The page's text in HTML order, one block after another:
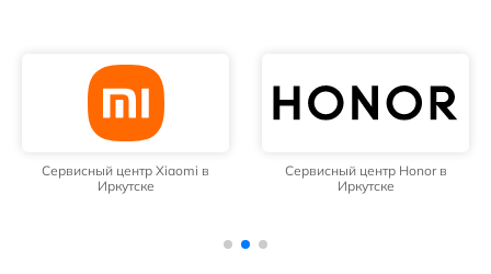
Сервисный центр Honor в
Иркутске
Сервисный центр Samsung в
Иркутске